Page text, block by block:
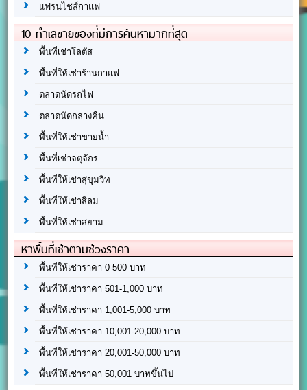
แฟรนไชส์กาแฟ
10 ทำเลขายของที่มีการค้นหามากที่สุด
พื้นที่เช่าโลตัส
พื้นที่ให้เช่าร้านกาแฟ
ตลาดนัดรถไฟ
ตลาดนัดกลางคืน
พื้นที่ให้เช่าขายน้ำ
พื้นที่เช่าจตุจักร
พื้นที่ให้เช่าสุขุมวิท
พื้นที่ให้เช่าสีลม
พื้นที่ให้เช่าสยาม
หาพื้นที่เช่าตามช่วงราคา
พื้นที่ให้เช่าราคา 0-500 บาท
พื้นที่ให้เช่าราคา 501-1,000 บาท
พื้นที่ให้เช่าราคา 1,001-5,000 บาท
พื้นที่ให้เช่าราคา 10,001-20,000 บาท
พื้นที่ให้เช่าราคา 20,001-50,000 บาท
พื้นที่ให้เช่าราคา 50,001 บาทขึ้นไป